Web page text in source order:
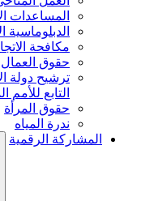
المساعدات
الدبلوماسية
مكافحة
حقوق العمال
ترشيح دولة
التابع للأمم
حقوق المرأة
ندرة المياه
المشاركة الرقمية